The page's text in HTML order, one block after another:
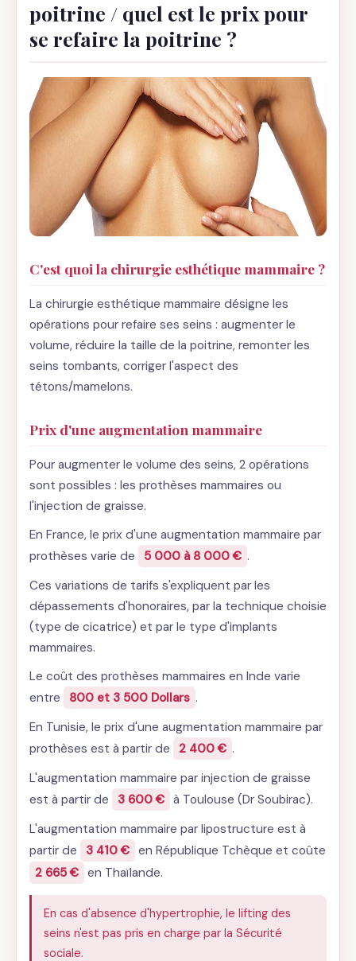
poitrine / quel est le prix pour
se refaire la poitrine ?
C'est quoi la chirurgie esthétique mammaire ?
La chirurgie esthétique mammaire désigne les
opérations pour refaire ses seins : augmenter le
volume, réduire la taille de la poitrine, remonter les
seins tombants, corriger l'aspect des
tétons/mamelons.
Prix d'une augmentation mammaire
Pour augmenter le volume des seins, 2 opérations
sont possibles : les prothèses mammaires ou
l'injection de graisse.
En France, le prix d'une augmentation mammaire par
prothèses varie de
5 000 à 8 000 € .
Ces variations de tarifs s'expliquent par les
dépassements d'honoraires, par la technique choisie
(type de cicatrice) et par le type d'implants
mammaires.
Le coût des prothèses mammaires en Inde varie
entre
800 et 3 500 Dollars .
En Tunisie, le prix d'une augmentation mammaire par
prothèses est à partir de
2 400 € .
L'augmentation mammaire par injection de graisse
est à partir de
3 600 € à Toulouse (Dr Soubirac).
L'augmentation mammaire par lipostructure est à
partir de
3 410 € en République Tchèque et coûte
2 665 € en Thaïlande.
En cas d'absence d'hypertrophie, le lifting des
seins n'est pas pris en charge par la Sécurité
sociale.